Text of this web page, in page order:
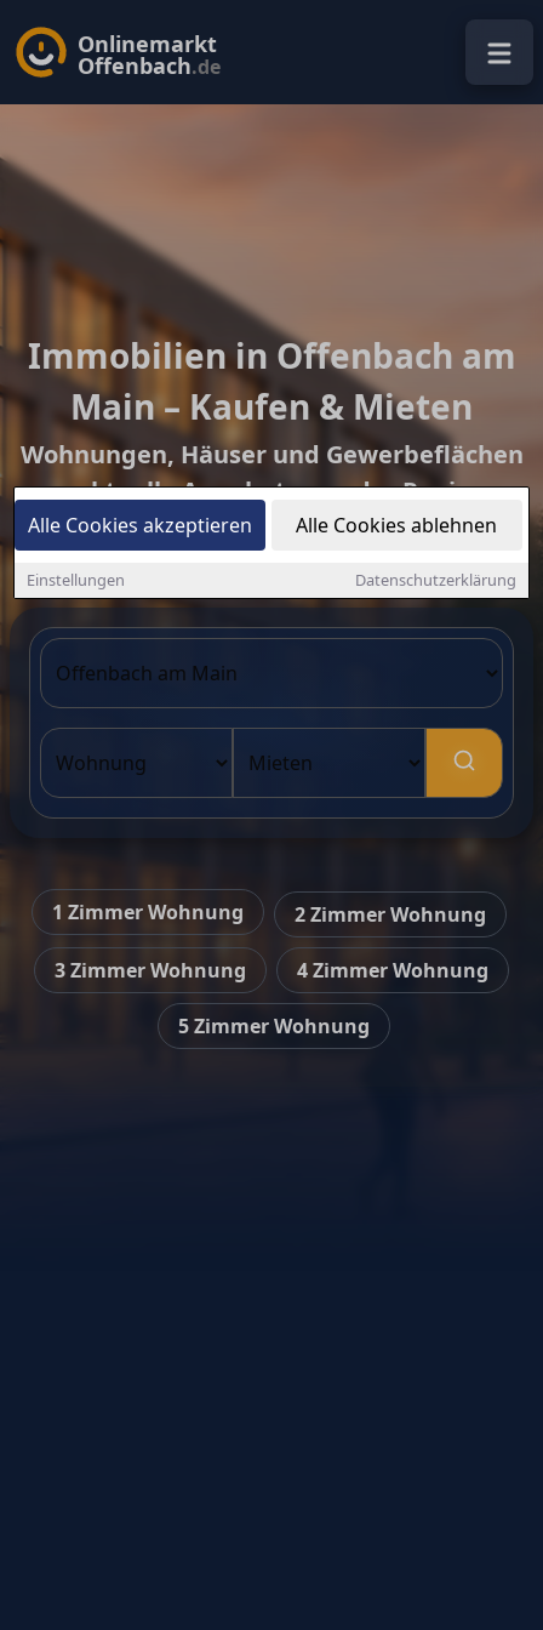
Alle Cookies akzeptieren Alle Cookies ablehnen
Einstellungen Datenschutzerklärung
Onlinemarkt
Offenbach.de
Immobilien in Offenbach am
Main – Kaufen & Mieten
Wohnungen, Häuser und Gewerbeflächen
– aktuelle Angebote aus der Region
1 Zimmer Wohnung 2 Zimmer Wohnung
3 Zimmer Wohnung 4 Zimmer Wohnung
5 Zimmer Wohnung